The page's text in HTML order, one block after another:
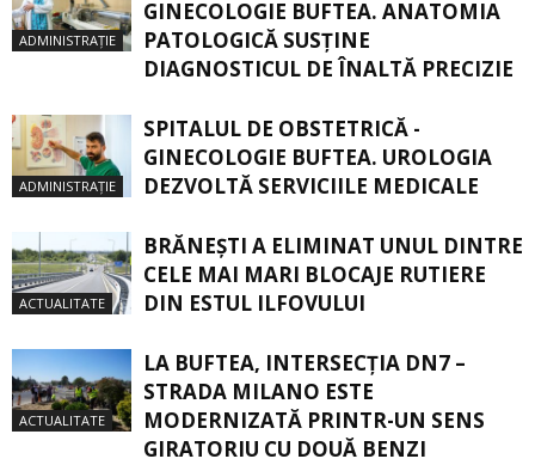
ADMINISTRAȚIE
GINECOLOGIE BUFTEA. ANATOMIA
PATOLOGICĂ SUSŢINE
DIAGNOSTICUL DE ÎNALTĂ PRECIZIE
ADMINISTRAȚIE
SPITALUL DE OBSTETRICĂ -
GINECOLOGIE BUFTEA. UROLOGIA
DEZVOLTĂ SERVICIILE MEDICALE
ACTUALITATE
BRĂNEȘTI A ELIMINAT UNUL DINTRE
CELE MAI MARI BLOCAJE RUTIERE
DIN ESTUL ILFOVULUI
ACTUALITATE
LA BUFTEA, INTERSECŢIA DN7 –
STRADA MILANO ESTE
MODERNIZATĂ PRINTR-UN SENS
GIRATORIU CU DOUĂ BENZI